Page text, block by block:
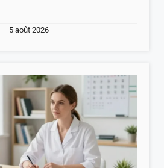
5 août 2026